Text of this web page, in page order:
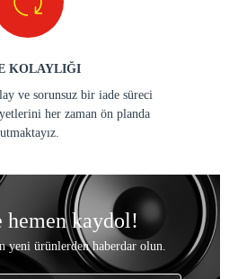
KOLAYLIĞI
ve sorunsuz bir iade süreci
her zaman ön planda
hemen kaydol!
yeni ürünlerden haberdar olun.